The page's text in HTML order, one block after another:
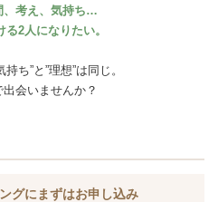
、考え、気持ち…
2人になりたい。
ち”と”理想”は同じ。
会いませんか？
グにまずはお申し込み